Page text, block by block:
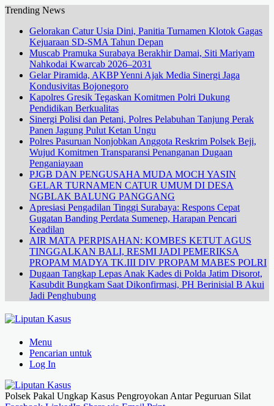
Trending News
Gelorakan Catur Usia Dini, Panitia Turnamen Klotok Gagas
Kejuaraan SD-SMA Tahun Depan
Muscab Pramuka Surabaya Berakhir Damai, Siti Mariyam
Nahkodai Kwarcab 2026–2031
Gelar Piramida, AKBP Yenni Ajak Media Sinergi Jaga
Kondusivitas Bojonegoro
Kapolres Gresik Tegaskan Komitmen Polri Dukung
Pendidikan Berkualitas
Sinergi Polisi dan Petani, Polres Pelabuhan Tanjung Perak
Panen Jagung Pulut Ketan Ungu
Polres Pasuruan Nonjobkan Anggota Reskrim Polsek Beji,
Wujud Komitmen Transparansi Penanganan Dugaan
Penganiayaan
PJGB DAN PENGUSAHA MUDA MOCH YASIN
GELAR TURNAMEN CATUR UMUM DI DESA
NGBLAK BALUNG PANGGANG
Apresiasi Pengadilan Tinggi Surabaya: Respons Cepat
Gugatan Banding Perdata Sumenep, Harapan Pencari
Keadilan
AIR MATA PERPISAHAN: KOMBES KETUT AGUS
TINGGALKAN BALI, RESMI JADI PEMERIKSA
PROPAM MADYA TK.III DIV PROPAM MABES POLRI
Dugaan Tangkap Lepas Anak Kades di Polda Jatim Disorot,
Kasubdit Bungkam Saat Dikonfirmasi, PH Berinisial B Akui
Jadi Penghubung
Menu
Pencarian untuk
Log In
Polsek Pakal Ungkap Kasus Pengroyokan Antar Peguruan Silat